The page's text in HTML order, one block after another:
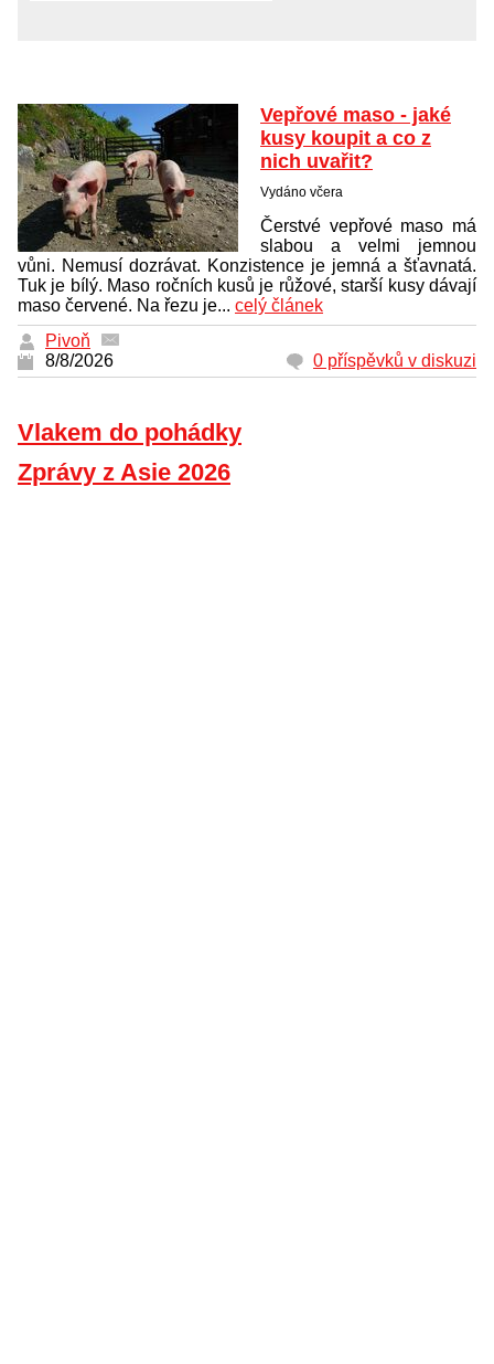
Vepřové maso - jaké
kusy koupit a co z
nich uvařit?
Vydáno včera
Čerstvé vepřové maso má
slabou a velmi jemnou
vůni. Nemusí dozrávat. Konzistence je jemná a šťavnatá.
Tuk je bílý. Maso ročních kusů je růžové, starší kusy dávají
maso červené. Na řezu je... celý článek
Pivoň
8/8/2026
0 příspěvků v diskuzi
Vlakem do pohádky
Zprávy z Asie 2026